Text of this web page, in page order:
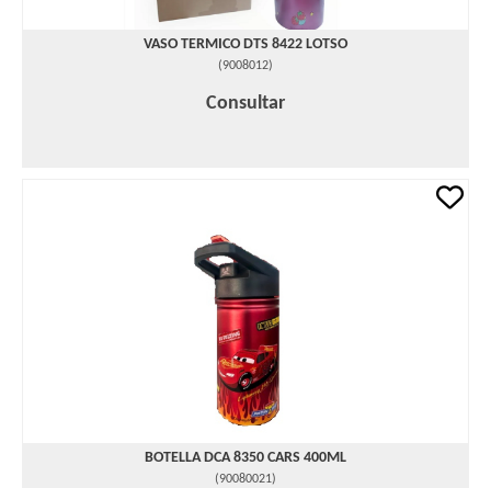
VASO TERMICO DTS 8422 LOTSO
(9008012)
Consultar
BOTELLA DCA 8350 CARS 400ML
(90080021)